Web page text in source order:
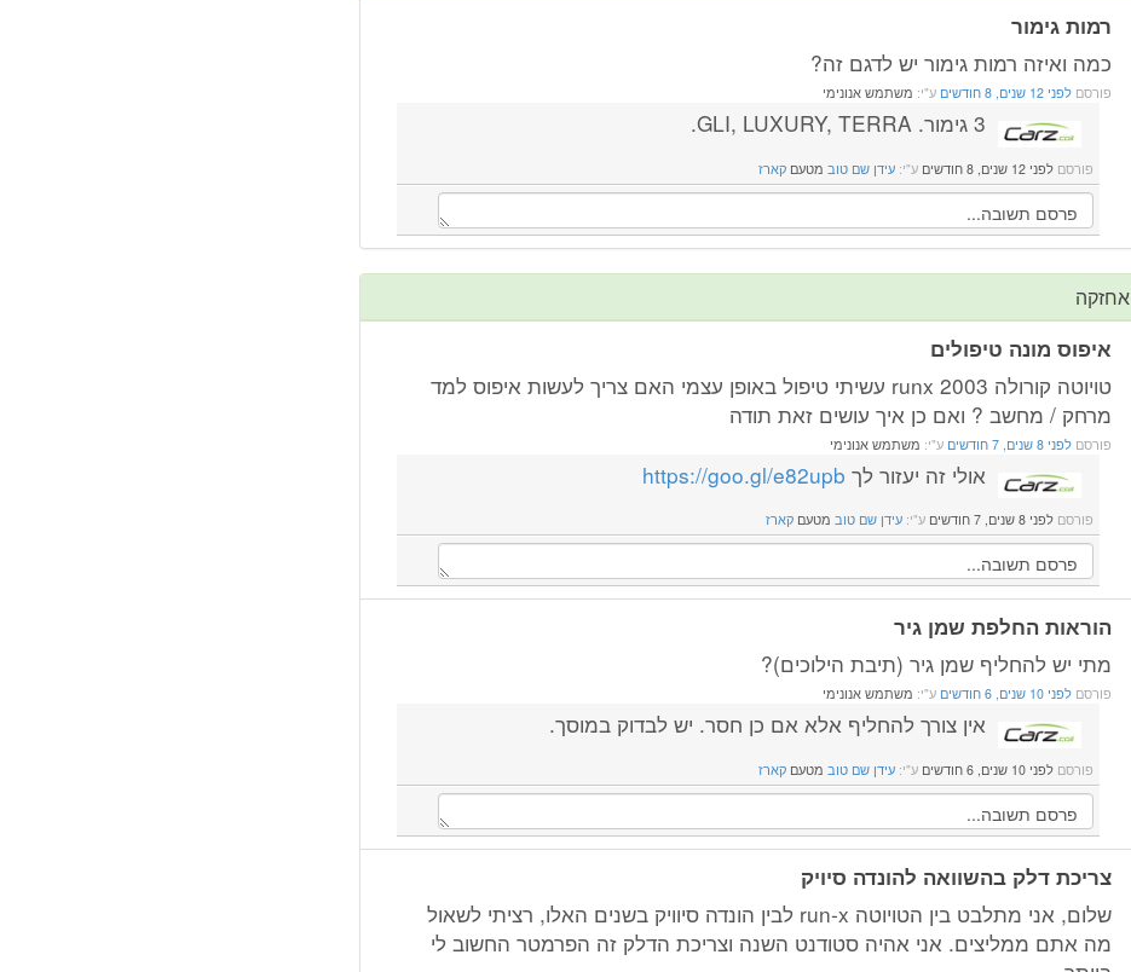
רמות גימור
כמה ואיזה רמות גימור יש לדגם זה?
פורסםלפני 12 שנים, 8 חודשים ע"י: משתמש אנונימי
3 גימור. GLI, LUXURY, TERRA.
פורסםלפני 12 שנים, 8 חודשים ע"י:עידן שם טוב מטעםקארז
אחזקה
איפוס מונה טיפולים
טויוטה קורולה runx 2003 עשיתי טיפול באופן עצמי האם צריך לעשות איפוס למד
מרחק / מחשב ? ואם כן איך עושים זאת תודה
פורסםלפני 8 שנים, 7 חודשים ע"י: משתמש אנונימי
אולי זה יעזור לך https://goo.gl/e82upb
פורסםלפני 8 שנים, 7 חודשים ע"י:עידן שם טוב מטעםקארז
הוראות החלפת שמן גיר
מתי יש להחליף שמן גיר (תיבת הילוכים)?
פורסםלפני 10 שנים, 6 חודשים ע"י: משתמש אנונימי
אין צורך להחליף אלא אם כן חסר. יש לבדוק במוסך.
פורסםלפני 10 שנים, 6 חודשים ע"י:עידן שם טוב מטעםקארז
צריכת דלק בהשוואה להונדה סיויק
שלום, אני מתלבט בין הטויוטה run-x לבין הונדה סיוויק בשנים האלו, רציתי לשאול
מה אתם ממליצים. אני אהיה סטודנט השנה וצריכת הדלק זה הפרמטר החשוב לי